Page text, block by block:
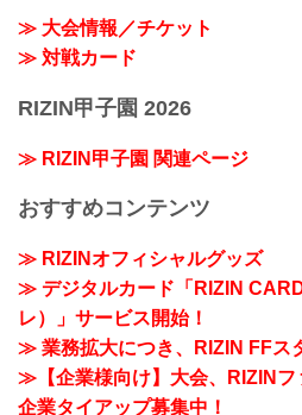
≫ 大会情報／チケット
≫ 対戦カード
RIZIN甲子園 2026
≫ RIZIN甲子園 関連ページ
おすすめコンテンツ
≫ RIZINオフィシャルグッズ
≫ デジタルカード「RIZIN
レ）」サービス開始！
≫ 業務拡大につき、RIZIN FFス
≫【企業様向け】大会、RIZINフ
企業タイアップ募集中！